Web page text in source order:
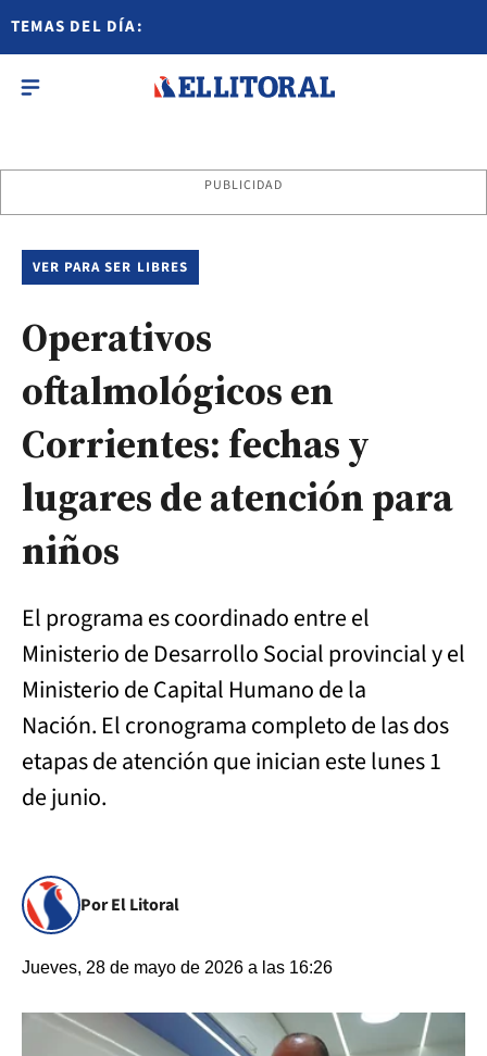
TEMAS DEL DÍA:
PUBLICIDAD
VER PARA SER LIBRES
Operativos
oftalmológicos en
Corrientes: fechas y
lugares de atención para
niños
El programa es coordinado entre el
Ministerio de Desarrollo Social provincial y el
Ministerio de Capital Humano de la
Nación. El cronograma completo de las dos
etapas de atención que inician este lunes 1
de junio.
Por El Litoral
Jueves, 28 de mayo de 2026 a las 16:26